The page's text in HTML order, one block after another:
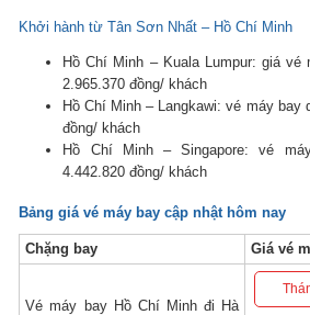
Khởi hành từ Tân Sơn Nhất – Hồ Chí Minh
Hồ Chí Minh – Kuala Lumpur: giá
2.965.370 đồng/ khách
Hồ Chí Minh – Langkawi: vé máy bay
đồng/ khách
Hồ Chí Minh – Singapore: vé
4.442.820 đồng/ khách
Bảng giá vé máy bay cập nhật hôm nay
Chặng bay Giá vé
Vé máy bay Hồ Chí Minh đi Hà